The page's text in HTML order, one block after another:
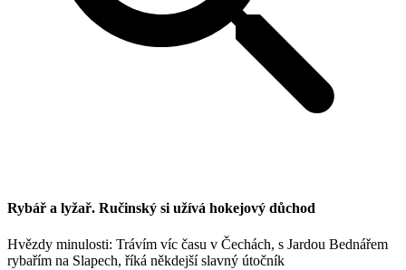
Rybář a lyžař. Ručinský si užívá hokejový důchod
Hvězdy minulosti: Trávím víc času v Čechách, s Jardou Bednářem
rybařím na Slapech, říká někdejší slavný útočník